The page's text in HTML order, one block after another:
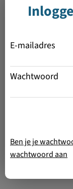
E-mailadres
Wachtwoord
Ben je je
wachtwoord aan